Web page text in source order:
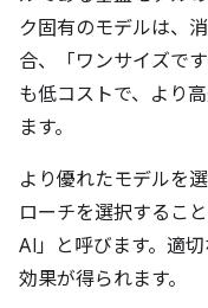
ク固有のモデルは、
合、「ワンサイズで
も低コストで、より
ます。
より優れたモデルを
ローチを選択するこ
AI」と呼びます。 適
効果が得られます。